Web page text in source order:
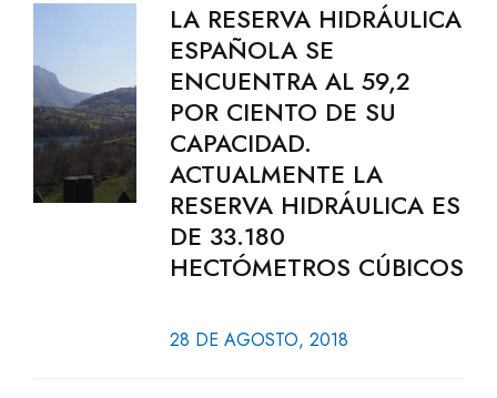
LA RESERVA HIDRÁULICA
ESPAÑOLA SE
ENCUENTRA AL 59,2
POR CIENTO DE SU
CAPACIDAD.
ACTUALMENTE LA
RESERVA HIDRÁULICA ES
DE 33.180
HECTÓMETROS CÚBICOS
28 DE AGOSTO, 2018